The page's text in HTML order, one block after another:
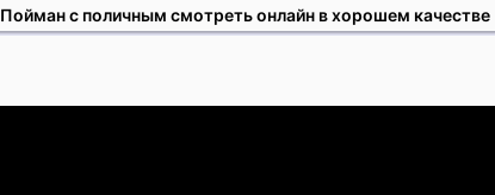
Пойман с поличным смотреть онлайн в хорошем качестве